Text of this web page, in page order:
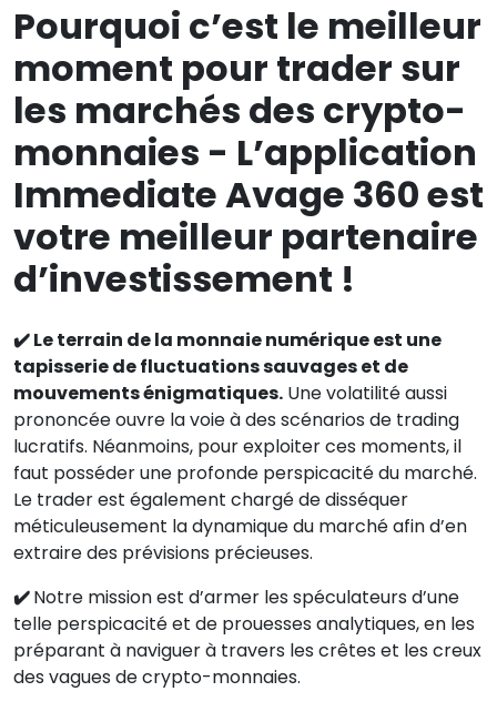
Pourquoi c’est le meilleur
moment pour trader sur
les marchés des crypto-
monnaies - L’application
Immediate Avage 360 est
votre meilleur partenaire
d’investissement !
✔️ Le terrain de la monnaie numérique est une
tapisserie de fluctuations sauvages et de
mouvements énigmatiques. Une volatilité aussi
prononcée ouvre la voie à des scénarios de trading
lucratifs. Néanmoins, pour exploiter ces moments, il
faut posséder une profonde perspicacité du marché.
Le trader est également chargé de disséquer
méticuleusement la dynamique du marché afin d’en
extraire des prévisions précieuses.
✔️Notre mission est d’armer les spéculateurs d’une
telle perspicacité et de prouesses analytiques, en les
préparant à naviguer à travers les crêtes et les creux
des vagues de crypto-monnaies.